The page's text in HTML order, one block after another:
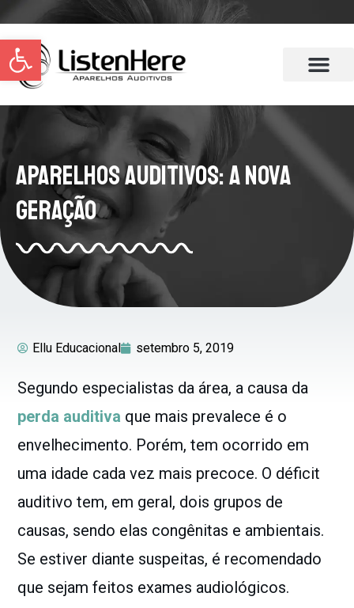
Abrir a barra de ferramentas
Aparelhos Auditivos: A Nova
Geração
Ellu Educacional setembro 5, 2019
Segundo especialistas da área, a causa da
perda auditiva que mais prevalece é o
envelhecimento. Porém, tem ocorrido em
uma idade cada vez mais precoce. O déficit
auditivo tem, em geral, dois grupos de
causas, sendo elas congênitas e ambientais.
Se estiver diante suspeitas, é recomendado
que sejam feitos exames audiológicos.